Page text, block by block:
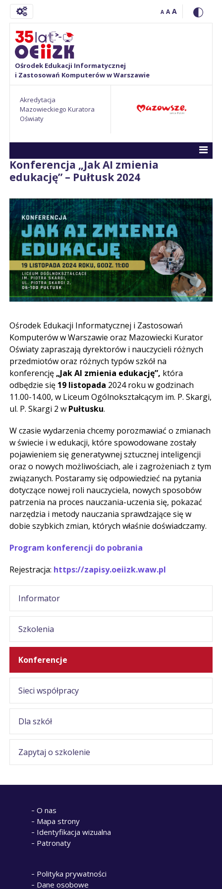
A A A
Ośrodek Edukacji Informatycznej
i Zastosowań Komputerów w Warszawie
Akredytacja
Mazowieckiego Kuratora
Oświaty
Konferencja „Jak AI zmienia
edukację” – Pułtusk 2024
Ośrodek Edukacji Informatycznej i Zastosowań
Komputerów w Warszawie oraz Mazowiecki Kurator
Oświaty zapraszają dyrektorów i nauczycieli różnych
przedmiotów oraz różnych typów szkół na
konferencję „Jak AI zmienia edukację”, która
odbędzie się 19 listopada 2024 roku w godzinach
11.00-14.00, w Liceum Ogólnokształcącym im. P. Skargi,
ul. P. Skargi 2 w Pułtusku.
W czasie wydarzenia chcemy porozmawiać o zmianach
w świecie i w edukacji, które spowodowane zostały
pojawieniem się generatywnej sztucznej inteligencji
oraz o nowych możliwościach, ale i zagrożeniach z tym
związanych. Postaramy się odpowiedzieć na pytania
dotyczące nowej roli nauczyciela, nowych sposobów
patrzenia na proces nauczania-uczenia się, pokazać
narzędzia i metody nauczania sprawdzające się w
dobie szybkich zmian, których właśnie doświadczamy.
Program konferencji do pobrania
Rejestracja: https://zapisy.oeiizk.waw.pl
Informator
Szkolenia
Konferencje
Sieci współpracy
Dla szkół
Zapytaj o szkolenie
O nas
Mapa strony
Identyfikacja wizualna
Patronaty
Polityka prywatności
Dane osobowe